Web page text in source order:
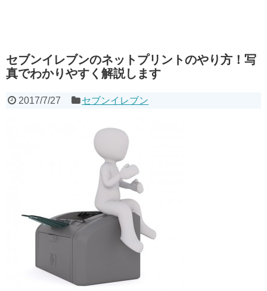
セブンイレブンのネットプリントのやり方！写
真でわかりやすく解説します
2017/7/27 セブンイレブン